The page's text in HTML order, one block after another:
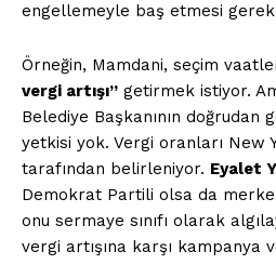
engellemeyle baş etmesi
Örneğin, Mamdani, seçim
vergi artışı” getirmek istiyor.
Belediye Başkanının doğrudan
yetkisi yok. Vergi oranları New
tarafından belirleniyor. Eyalet
Demokrat Partili olsa da
onu sermaye sınıfı olarak
vergi artışına karşı kampanya